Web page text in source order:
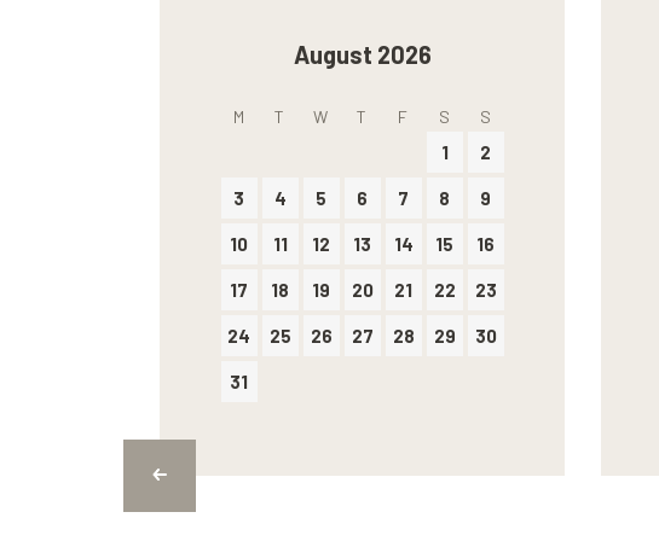
August 2026
M T W T F S S
1 2
3 4 5 6 7 8 9
10 11 12 13 14 15 16
17 18 19 20 21 22 23
24 25 26 27 28 29 30
31